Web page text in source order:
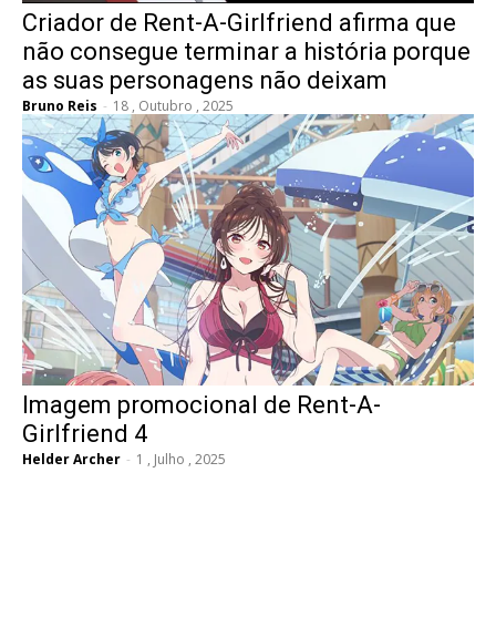
Criador de Rent-A-Girlfriend afirma que
não consegue terminar a história porque
as suas personagens não deixam
Bruno Reis - 18 , Outubro , 2025
Imagem promocional de Rent-A-
Girlfriend 4
Helder Archer - 1 , Julho , 2025